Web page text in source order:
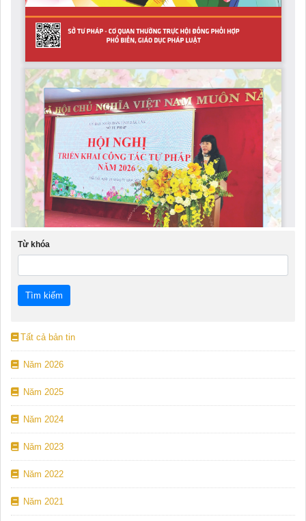
Từ khóa
Tất cả bản tin
Năm 2026
Năm 2025
Năm 2024
Năm 2023
Năm 2022
Năm 2021